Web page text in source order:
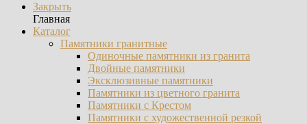
Закрыть
Главная
Каталог
Памятники гранитные
Одиночные памятники из гранита
Двойные памятники
Эксклюзивные памятники
Памятники из цветного гранита
Памятники с Крестом
Памятники с художественной резкой